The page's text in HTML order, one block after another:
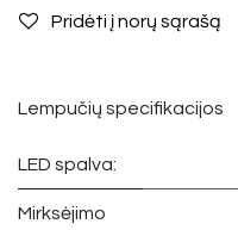
Pridėti į norų sąrašą
Lempučių specifikacijos
LED spalva:
Mirksėjimo